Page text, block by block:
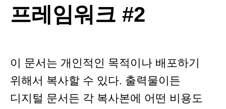
프레임워크 #2
이 문서는 개인적인 목적이나 배포하기
위해서 복사할 수 있다. 출력물이든
디지털 문서든 각 복사본에 어떤 비용도